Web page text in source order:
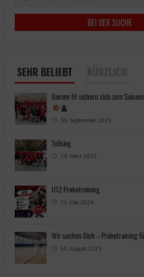
SEHR BELIEBT
Damen III sichern sich zum
30. September 2025
Teilsieg
19. März 2025
U12 Probetraining
21. Mai 2026
Wir suchen Dich – Probetraining
10. August 2023